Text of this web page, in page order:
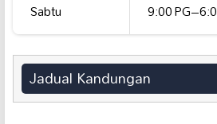
Sabtu 9:00
Jadual Kandungan